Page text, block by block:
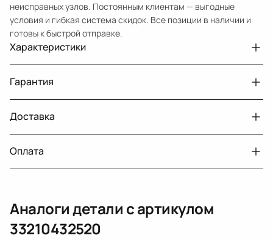
неисправных узлов. Постоянным клиентам — выгодные
условия и гибкая система скидок. Все позиции в наличии и
готовы к быстрой отправке.
Характеристики
Примечание
дефект пыльника
Авто
Toyota Venza GV10 рест.
Год
2014
Тег
Тойота Венза
Гарантия
Двигатели с навесным или без навесного
оборудования
30 дней
Датчик давления топлива, насос
топлива, ТНВД (бензин, дизель), форсунка
бензиновая (дизельная) механическая
(электрическая), инжектор
14 дней
Доставка
Оплата
Оплата онлайн
Аналоги детали с артикулом
33210432520